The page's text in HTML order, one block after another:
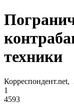
техники
Корреспондент.net,
1
4593